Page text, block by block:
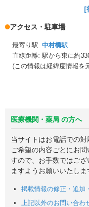
[
アクセス・駐車場
最寄り駅: 中村橋駅
直線距離: 駅から東に約
(この情報は経緯度情報を
医療機関・薬局 の方へ
当サイトはお電話での対
ご希望の内容ごとにお
すので、お手数ではご
ますようお願いいたしま
掲載情報の修正・追加
上記以外のお問い合わ